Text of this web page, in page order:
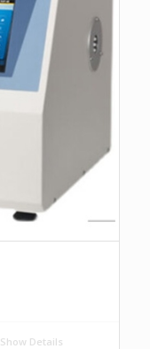
Show Details